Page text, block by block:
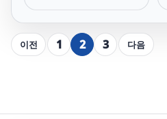
를 교정할 수 있습니다.
이전 1 2 3 다음